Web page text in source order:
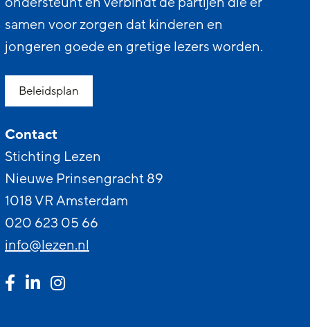
samen voor zorgen dat kinderen en
jongeren goede en gretige lezers worden.
Beleidsplan
Contact
Stichting Lezen
Nieuwe Prinsengracht 89
1018 VR Amsterdam
020 623 05 66
info@lezen.nl